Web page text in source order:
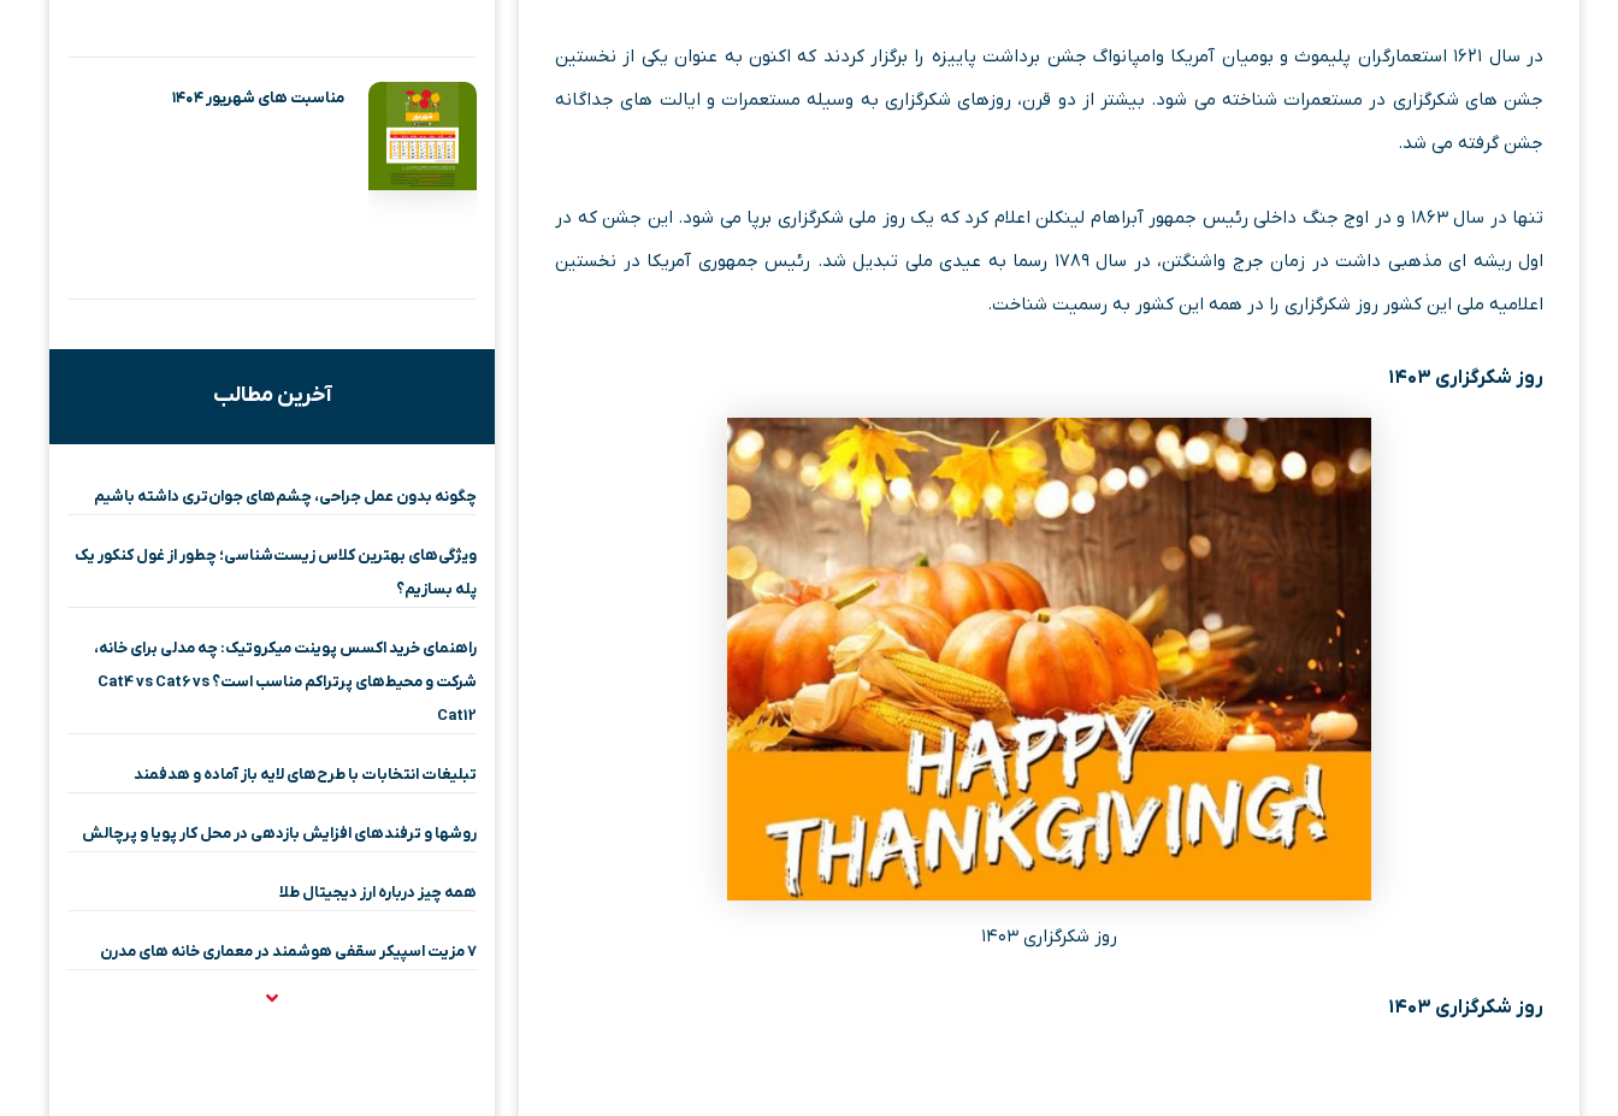
در سال ۱۶۲۱ استعمارگران پلیموث و بومیان آمریکا وامپانواگ جشن برداشت پاییزه را برگزار کردند که اکنون به عنوان یکی از نخستین
جشن های شکرگزاری در مستعمرات شناخته می شود. بیشتر از دو قرن، روزهای شکرگزاری به وسیله مستعمرات و ایالت های جداگانه
جشن گرفته می شد.
تنها در سال ۱۸۶۳ و در اوج جنگ داخلی رئیس جمهور آبراهام لینکلن اعلام کرد که یک روز ملی شکرگزاری برپا می شود. این جشن که در
اول ریشه ای مذهبی داشت در زمان جرج واشنگتن، در سال ۱۷۸۹ رسما به عیدی ملی تبدیل شد. رئیس جمهوری آمریکا در نخستین
اعلامیه ملی این کشور روز شکرگزاری را در همه این کشور به رسمیت شناخت.
روز شکرگزاری ۱۴۰۳
روز شکرگزاری ۱۴۰۳
روز شکرگزاری ۱۴۰۳
مناسبت های شهریور ۱۴۰۴
آخرین مطالب
چگونه بدون عمل جراحی، چشم‌های جوان‌تری داشته باشیم
ویژگی‌های بهترین کلاس زیست‌شناسی؛ چطور از غول کنکور یک
پله بسازیم؟
راهنمای خرید اکسس پوینت میکروتیک: چه مدلی برای خانه،
شرکت و محیط‌های پرتراکم مناسب است؟ Cat4 vs Cat6 vs
Cat12
تبلیغات انتخابات با طرح‌های لایه باز آماده و هدفمند
روشها و ترفندهای افزایش بازدهی در محل کار پویا و پرچالش
همه چیز درباره ارز دیجیتال طلا
۷ مزیت اسپیکر سقفی هوشمند در معماری خانه‌ های مدرن